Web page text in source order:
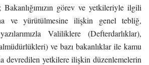
görev ve yetkileriyle ilgili
ve yürütülmesine ilişkin genel tebliğ,
Valiliklere (Defterdarlıklar),
ve bazı bakanlıklar ile kamu
devredilen yetkilere ilişkin düzenlemelerin